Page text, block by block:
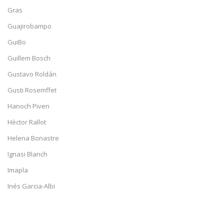
Gras
Guajirobampo
GuiBo
Guillem Bosch
Gustavo Roldán
Gusti Rosemffet
Hanoch Piven
Hèctor Rallot
Helena Bonastre
Ignasi Blanch
Imapla
Inés Garcia-Albi